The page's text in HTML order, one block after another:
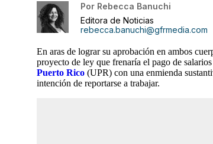
Por Rebecca Banuchi
Editora de Noticias
rebecca.banuchi@gfrmedia.com
En aras de lograr su aprobación en ambos
proyecto de ley que frenaría el pago de
Puerto Rico (UPR) con una enmienda
intención de reportarse a trabajar.